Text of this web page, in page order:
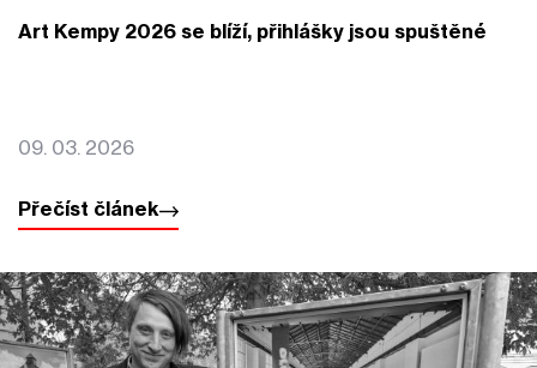
Art Kempy 2026 se blíží, přihlášky jsou spuštěné
09. 03. 2026
Přečíst článek